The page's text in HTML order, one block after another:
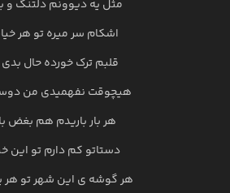
مثل یه دیوونم دلتنگ و
اشکام سر میره تو هر
قلبم ترک خورده حال بدی
هیچوقت نفهمیدی من
هر بار باریدم هم بغض
دستاتو کم دارم تو این
هر گوشه ی این شهر تو هر